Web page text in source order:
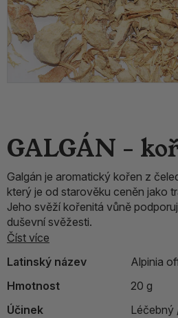
GALGÁN -
Galgán je aromatický kořen z
který je od starověku ceněn jako
Jeho svěží kořenitá vůně
duševní svěžesti.
Číst více
Latinský název
Alpinia
Hmotnost
20 g
Účinek
Léčebný